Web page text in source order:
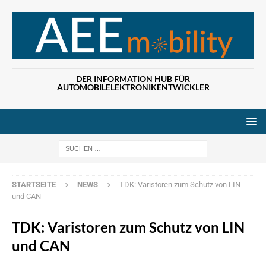
DER INFORMATION HUB FÜR
AUTOMOBILELEKTRONIKENTWICKLER
STARTSEITE NEWS
TDK: Varistoren zum Schutz von LIN
und CAN
TDK: Varistoren zum Schutz von LIN
und CAN